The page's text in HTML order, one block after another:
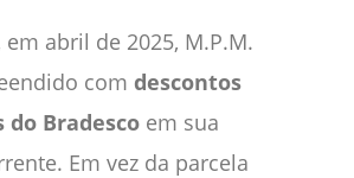
em abril de 2025, M.P.M.
com descontos
do Bradesco em sua
Em vez da parcela